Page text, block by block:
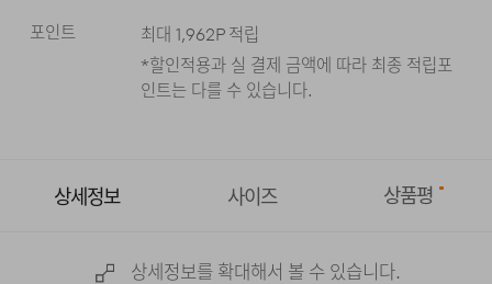
포인트 최대 1,962P 적립
*할인적용과 실 결제 금액에 따라 최종 적립포
인트는 다를 수 있습니다.
상세정보 사이즈 상품평
상세정보를 확대해서 볼 수 있습니다.